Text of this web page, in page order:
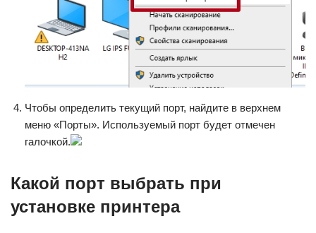
Чтобы определить текущий порт, найдите в верхнем
меню «Порты». Используемый порт будет отмечен
галочкой.
Какой порт выбрать при
установке принтера